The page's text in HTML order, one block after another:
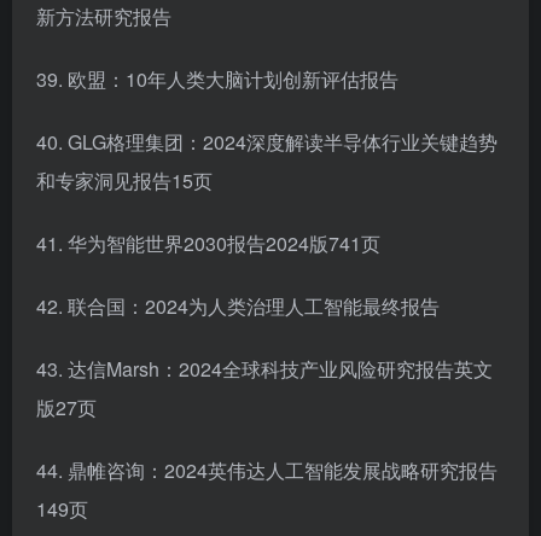
新方法研究报告
39. 欧盟：10年人类大脑计划创新评估报告
40. GLG格理集团：2024深度解读半导体行业关键趋势
和专家洞见报告15页
41. 华为智能世界2030报告2024版741页
42. 联合国：2024为人类治理人工智能最终报告
43. 达信Marsh：2024全球科技产业风险研究报告英文
版27页
44. 鼎帷咨询：2024英伟达人工智能发展战略研究报告
149页